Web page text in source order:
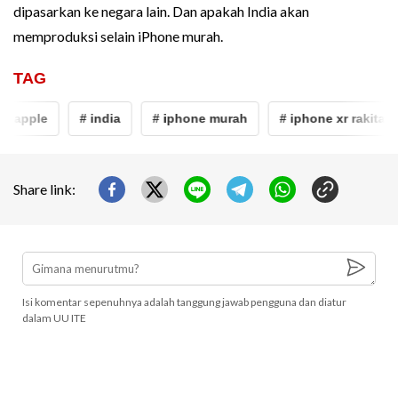
dipasarkan ke negara lain. Dan apakah India akan
memproduksi selain iPhone murah.
TAG
apple # india # iphone murah # iphone xr rakitan
Share link:
Isi komentar sepenuhnya adalah tanggung jawab pengguna dan diatur
dalam UU ITE